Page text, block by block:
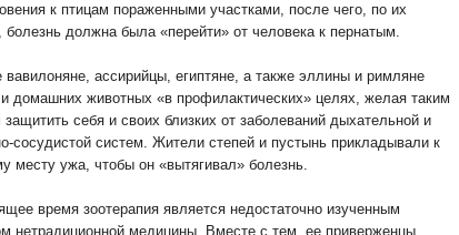
к птицам пораженными участками, после чего, по их
должна была «перейти» от человека к пернатым.
вавилоняне, ассирийцы, египтяне, а также эллины и римляне
домашних животных «в профилактических» целях, желая таким
защитить себя и своих близких от заболеваний дыхательной и
сосудистой систем. Жители степей и пустынь прикладывали к
месту ужа, чтобы он «вытягивал» болезнь.
время зоотерапия является недостаточно изученным
нетрадиционной медицины. Вместе с тем, ее приверженцы